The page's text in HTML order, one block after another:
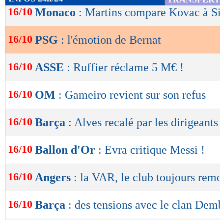
de
OK
16/10 Monaco : Martins compare Kovac à
16/10 PSG : l'émotion de Bernat
16/10 ASSE : Ruffier réclame 5 M€ !
16/10 OM : Gameiro revient sur son refus
16/10 Barça : Alves recalé par les dirigeants
16/10 Ballon d'Or : Evra critique Messi !
16/10 Angers : la VAR, le club toujours
16/10 Barça : des tensions avec le clan